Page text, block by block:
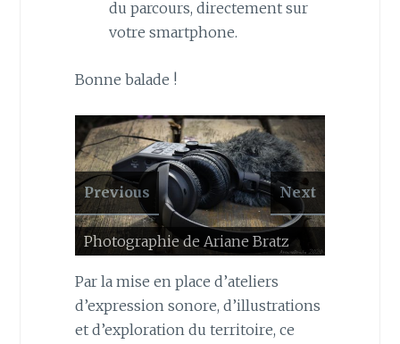
du parcours, directement sur
votre smartphone.
Bonne balade !
Photographie de Ariane Bratz
Previous Next
Par la mise en place d’ateliers
d’expression sonore, d’illustrations
et d’exploration du territoire, ce